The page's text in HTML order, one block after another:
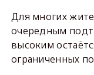
Для многих
очередным
высоким
ограниченных